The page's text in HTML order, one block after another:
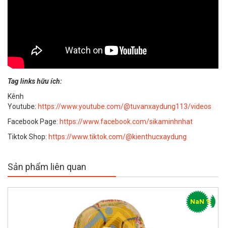
Tag links hữu ích:
Kênh
Youtube: https://www.youtube.com/@tuvanxaydung113/videos
Facebook Page: https://www.facebook.com/sikaminhnhat
Tiktok Shop: https://www.tiktok.com/@kienthucxaydung
Sản phẩm liên quan
NaN %